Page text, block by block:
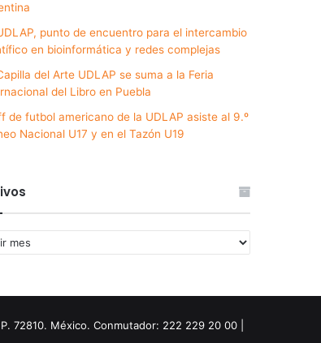
punto de encuentro para el intercambio
en bioinformática y redes complejas
del Arte UDLAP se suma a la Feria
del Libro en Puebla
de futbol americano de la UDLAP asiste al 9.º
Nacional U17 y en el Tazón U19
72810. México. Conmutador: 222 229 20 00 |